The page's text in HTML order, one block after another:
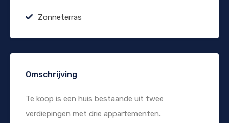
Zonneterras
Omschrijving
Te koop is een huis bestaande uit twee
verdiepingen met drie appartementen.